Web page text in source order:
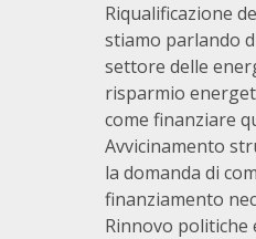
Riqualificazione
stiamo parlando
settore delle
risparmio
come finanziare
Avvicinamento
la domanda di
finanziamento
Rinnovo politiche